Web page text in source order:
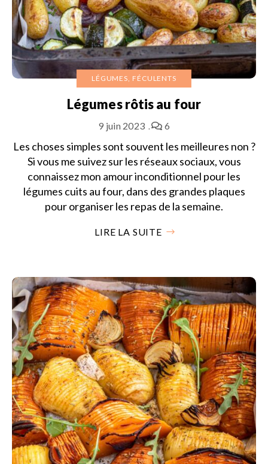
LÉGUMES, FÉCULENTS
Légumes rôtis au four
9 juin 2023 6
Les choses simples sont souvent les meilleures non ?
Si vous me suivez sur les réseaux sociaux, vous
connaissez mon amour inconditionnel pour les
légumes cuits au four, dans des grandes plaques
pour organiser les repas de la semaine.
LIRE LA SUITE